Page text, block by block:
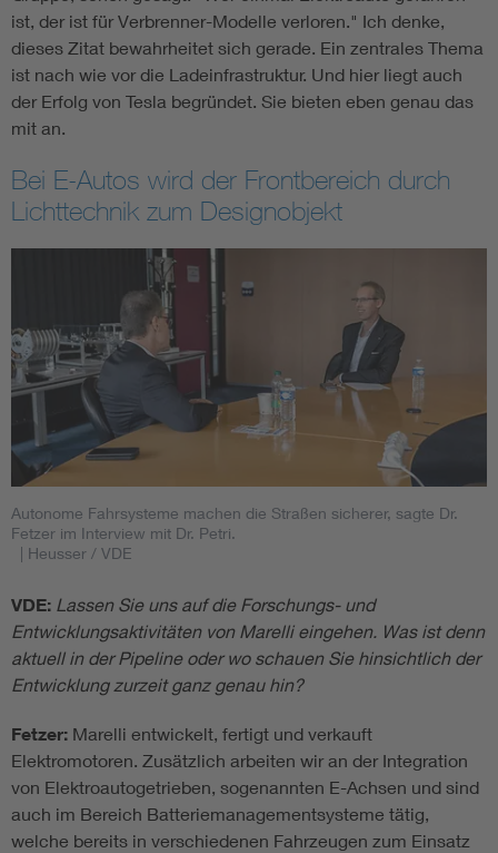
ist, der ist für Verbrenner-Modelle verloren." Ich denke,
dieses Zitat bewahrheitet sich gerade. Ein zentrales Thema
ist nach wie vor die Ladeinfrastruktur. Und hier liegt auch
der Erfolg von Tesla begründet. Sie bieten eben genau das
mit an.
Bei E-Autos wird der Frontbereich durch
Lichttechnik zum Designobjekt
Autonome Fahrsysteme machen die Straßen sicherer, sagte Dr.
Fetzer im Interview mit Dr. Petri.
| Heusser / VDE
VDE: Lassen Sie uns auf die Forschungs- und
Entwicklungsaktivitäten von Marelli eingehen. Was ist denn
aktuell in der Pipeline oder wo schauen Sie hinsichtlich der
Entwicklung zurzeit ganz genau hin?
Fetzer: Marelli entwickelt, fertigt und verkauft
Elektromotoren. Zusätzlich arbeiten wir an der Integration
von Elektroautogetrieben, sogenannten E-Achsen und sind
auch im Bereich Batteriemanagementsysteme tätig,
welche bereits in verschiedenen Fahrzeugen zum Einsatz